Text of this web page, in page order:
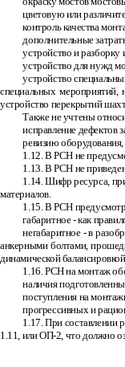
цветовую или
контроль качества
дополнительные
устройство и
устройство для нужд
устройство
специальных мероприятий,
устройство перекрытий
Также не учтены
исправление дефектов
ревизию
1.12. В РСН не
1.13. В РСН не
1.14. Шифр ресурса,
материалов.
1.15. В РСН
габаритное-как
негабаритное -в
анкерными болтами,
динамической
1.16. РСН на монтаж
наличия
поступления на
прогрессивных и
1.17. При составлении
1.11, или ОП-2, что должно